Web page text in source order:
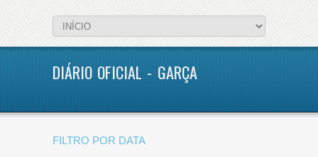
DIÁRIO OFICIAL - GARÇA
FILTRO POR DATA